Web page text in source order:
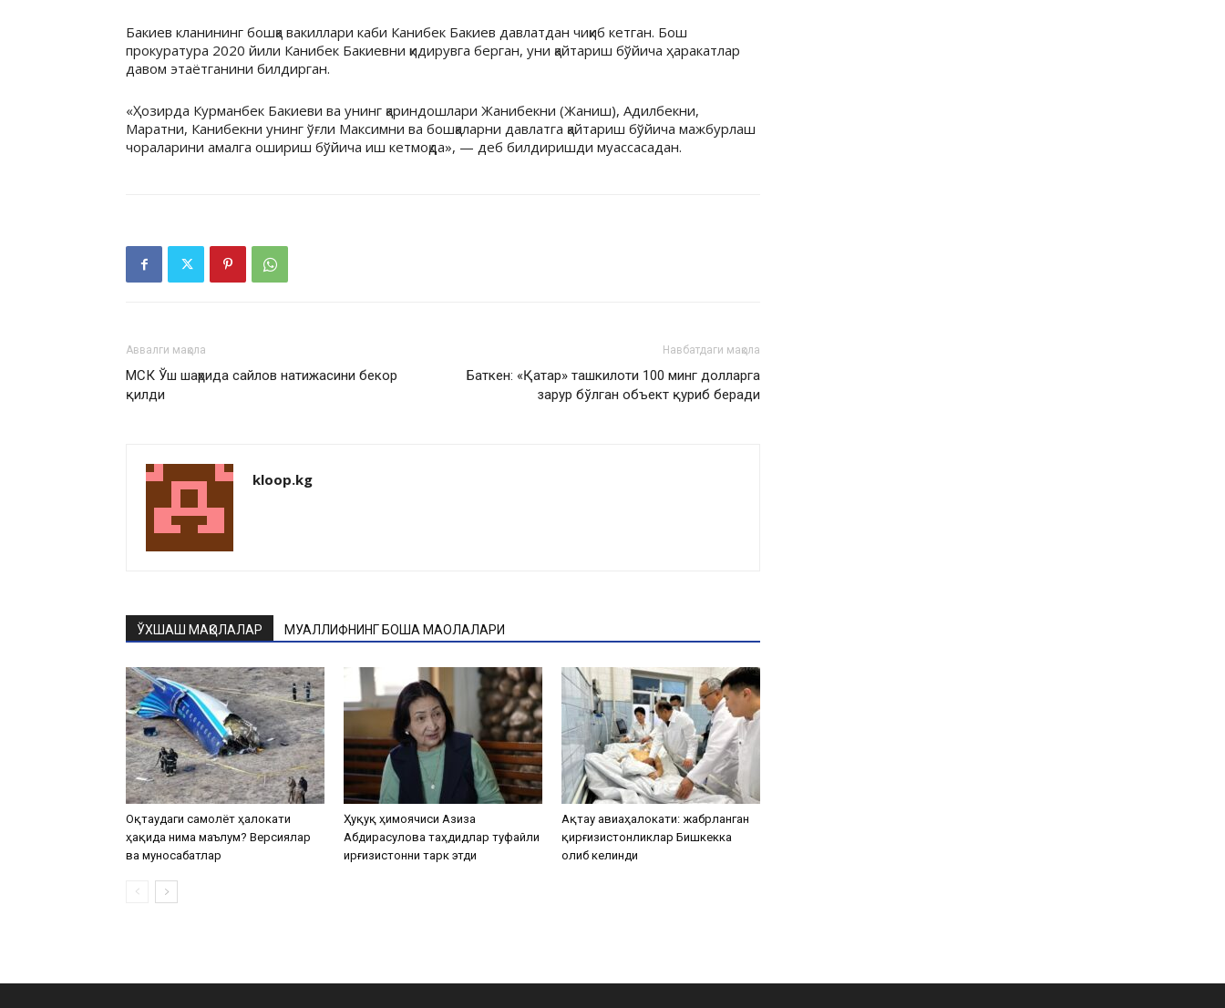
Бакиев кланининг бошқа вакиллари каби Канибек Бакиев давлатдан чиқиб кетган. Бош
прокуратура 2020 йили Канибек Бакиевни қидирувга берган, уни қайтариш бўйича ҳаракатлар
давом этаётганини билдирган.
«Ҳозирда Курманбек Бакиеви ва унинг қариндошлари Жанибекни (Жаниш), Адилбекни,
Маратни, Канибекни унинг ўғли Максимни ва бошқаларни давлатга қайтариш бўйича мажбурлаш
чораларини амалга ошириш бўйича иш кетмоқда», — деб билдиришди муассасадан.
Аввалги мақола
МСК Ўш шаҳрида сайлов натижасини бекор
қилди
Навбатдаги мақола
Баткен: «Қатар» ташкилоти 100 минг долларга
зарур бўлган объект қуриб беради
kloop.kg
ЎХШАШ МАҚОЛАЛАР МУАЛЛИФНИНГ БОШҚА МАҚОЛАЛАРИ
Оқтаудаги самолёт ҳалокати
ҳақида нима маълум? Версиялар
ва муносабатлар
Ҳуқуқ ҳимоячиси Азиза
Абдирасулова таҳдидлар туфайли
Қирғизистонни тарк этди
Ақтау авиаҳалокати: жабрланган
қирғизистонликлар Бишкекка
олиб келинди